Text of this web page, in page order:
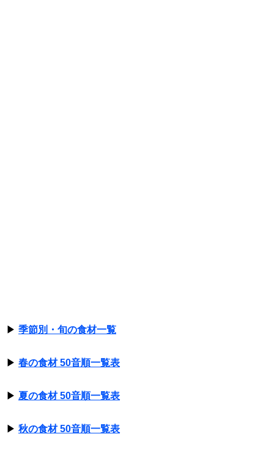
▶ 季節別・旬の食材一覧
▶ 春の食材 50音順一覧表
▶ 夏の食材 50音順一覧表
▶ 秋の食材 50音順一覧表